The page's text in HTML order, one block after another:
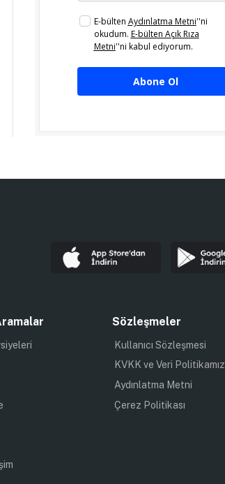
E-bülten Aydınlatma Metni''ni
okudum. E-bülten Açık Rıza
Metni''ni kabul ediyorum.
Abone Ol
Sözleşmeler
Kullanıcı Sözleşmesi
KVKK ve Veri Politikamız
Aydınlatma Metni
Çerez Politikası